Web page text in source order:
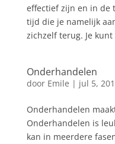
effectief zijn en in de
tijd die je namelijk
zichzelf terug. Je
Onderhandelen
door Emile | jul 5,
Onderhandelen
Onderhandelen is
kan in meerdere